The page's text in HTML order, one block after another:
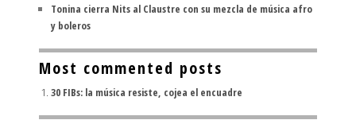
Tonina cierra Nits al Claustre con su mezcla de música afro
y boleros
Most commented posts
30 FIBs: la música resiste, cojea el encuadre